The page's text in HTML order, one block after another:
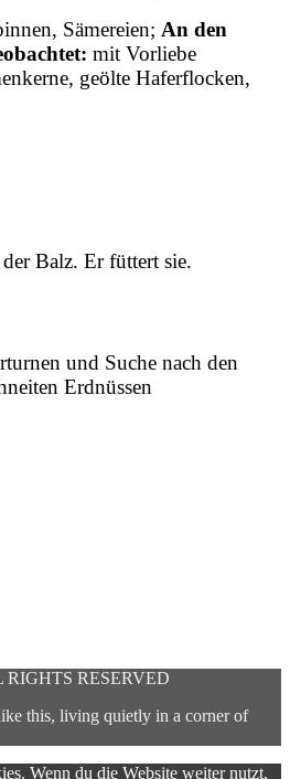
Sämereien; An den
mit Vorliebe
geölte Haferflocken,
Balz. Er füttert sie.
und Suche nach den
Erdnüssen
RESERVED
this, living quietly in a corner of
Wenn du die Website weiter nutzt,